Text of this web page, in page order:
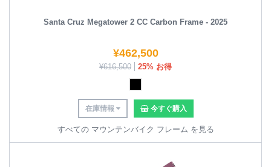
Santa Cruz Megatower 2 CC Carbon Frame - 2025
¥462,500
¥616,500 25% お得
在庫情報 今すぐ購入
すべての マウンテンバイク フレーム を見る